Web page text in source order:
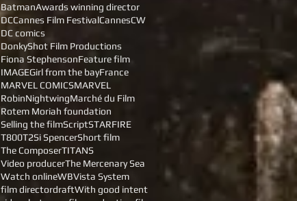
Awards winning director
Batman
CW
Cannes
Cannes Film Festival
DC
DC comics
DonkyShot Film Productions
Feature film
Fiona Stephenson
France
Girl from the bay
IMAGE
MARVEL
MARVEL COMICS
Marché du Film
Nightwing
Robin
Rotem Moriah foundation
STARFIRE
Script
Selling the film
Short film
Si Spencer
T2
T800
TITANS
The Composer
The Mercenary Sea
Video producer
Vista System
WB
Watch online
With good intent
draft
film director